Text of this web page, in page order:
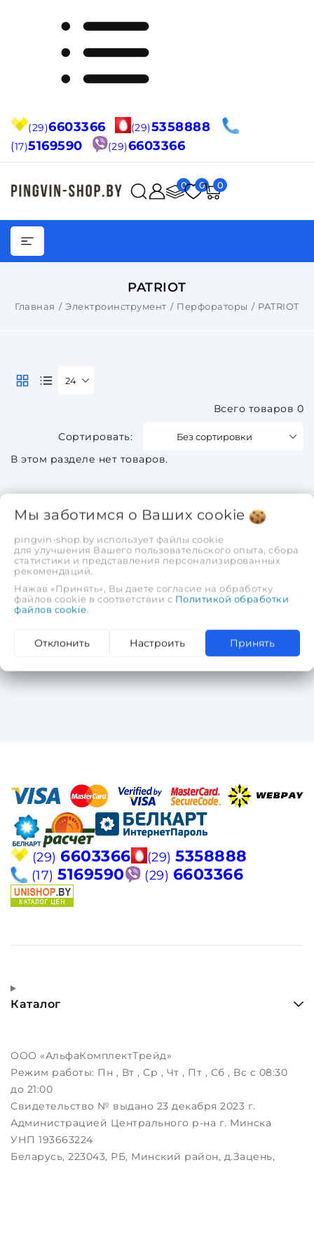
(29)6603366 (29)5358888
(17)5169590 (29)6603366
0 0 0
PATRIOT
Главная Электроинструмент Перфораторы PATRIOT
Без сортировки
Всего товаров 0
24
В этом разделе нет товаров.
(29) 6603366 (29) 5358888
(17) 5169590 (29) 6603366
Каталог
ООО «АльфаКомплектТрейд»
Режим работы: Пн , Вт , Ср , Чт , Пт , Сб , Вс c 08:30
до 21:00
Свидетельство № выдано 23 декабря 2023 г.
Администрацией Центрального р-на г. Минска
УНП 193663224
Беларусь, 223043, РБ, Минский район, д.Зацень,
Мы заботимся о Ваших cookie
pingvin-shop.by использует файлы cookie
для улучшения Вашего пользовательского опыта, сбора
статистики и представления персонализированных
рекомендаций.
Нажав «Принять», Вы даете согласие на обработку
файлов cookie в соответствии с Политикой обработки
файлов cookie
Отклонить Настроить Принять